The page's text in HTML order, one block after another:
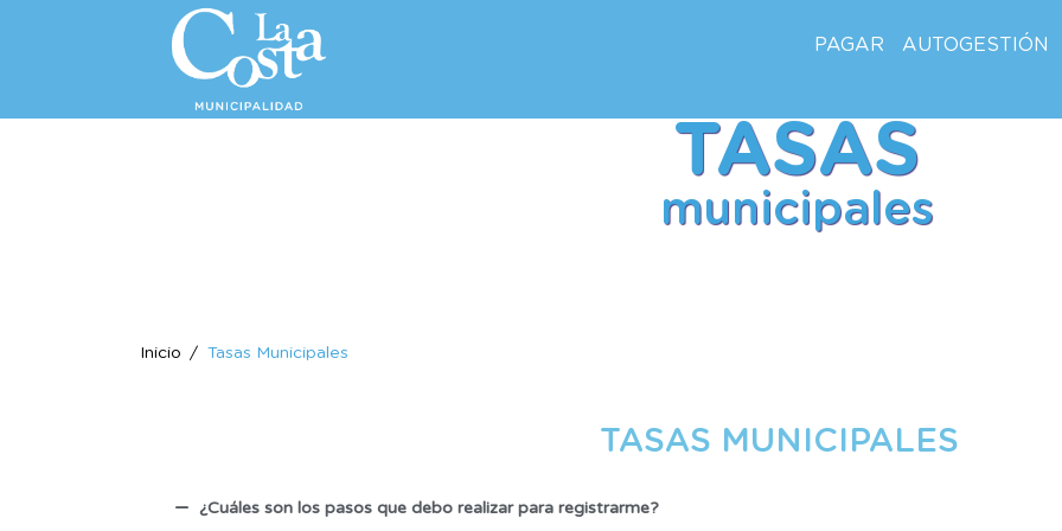
PAGAR AUTOGESTIÓN
TASAS
municipales
Inicio Tasas Municipales
TASAS MUNICIPALES
¿Cuáles son los pasos que debo realizar para registrarme?